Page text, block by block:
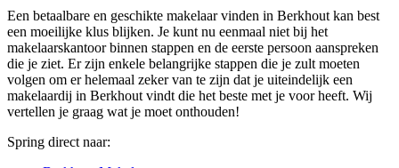
Een betaalbare en geschikte makelaar vinden in Berkhout kan best
een moeilijke klus blijken. Je kunt nu eenmaal niet bij het
makelaarskantoor binnen stappen en de eerste persoon aanspreken
die je ziet. Er zijn enkele belangrijke stappen die je zult moeten
volgen om er helemaal zeker van te zijn dat je uiteindelijk een
makelaardij in Berkhout vindt die het beste met je voor heeft. Wij
vertellen je graag wat je moet onthouden!
Spring direct naar: